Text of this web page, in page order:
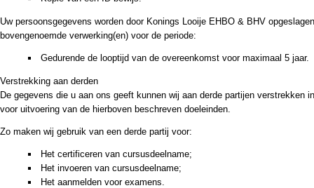
Uw persoonsgegevens worden door Konings Looije EHBO & BHV
bovengenoemde verwerking(en) voor de periode:
Gedurende de looptijd van de overeenkomst voor maximaal 5 jaar.
Verstrekking aan derden
De gegevens die u aan ons geeft kunnen wij aan derde partijen verstrekken
voor uitvoering van de hierboven beschreven doeleinden.
Zo maken wij gebruik van een derde partij voor:
Het certificeren van cursusdeelname;
Het invoeren van cursusdeelname;
Het aanmelden voor examens.